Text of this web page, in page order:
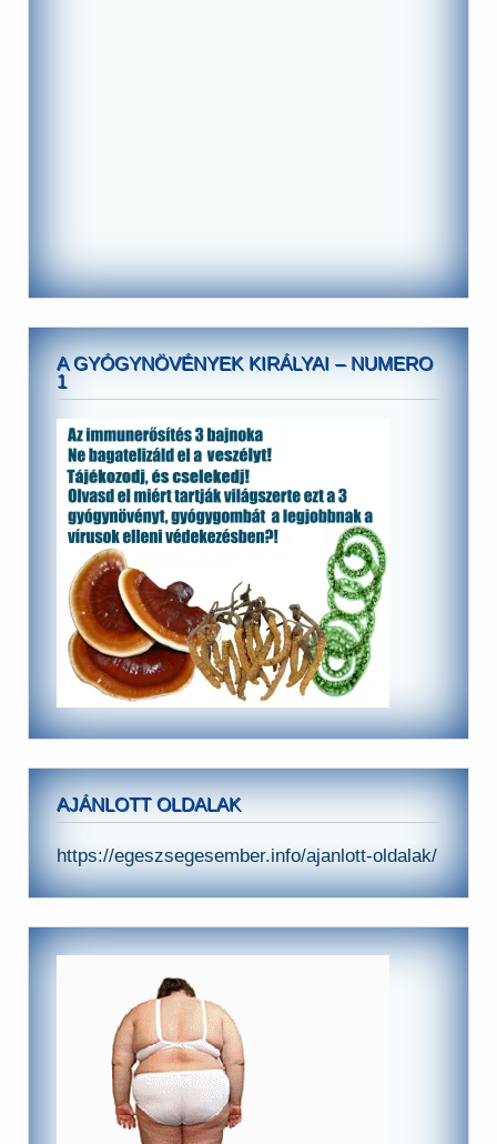
A GYÓGYNÖVÉNYEK KIRÁLYAI – NUMERO
1
AJÁNLOTT OLDALAK
https://egeszsegesember.info/ajanlott-oldalak/